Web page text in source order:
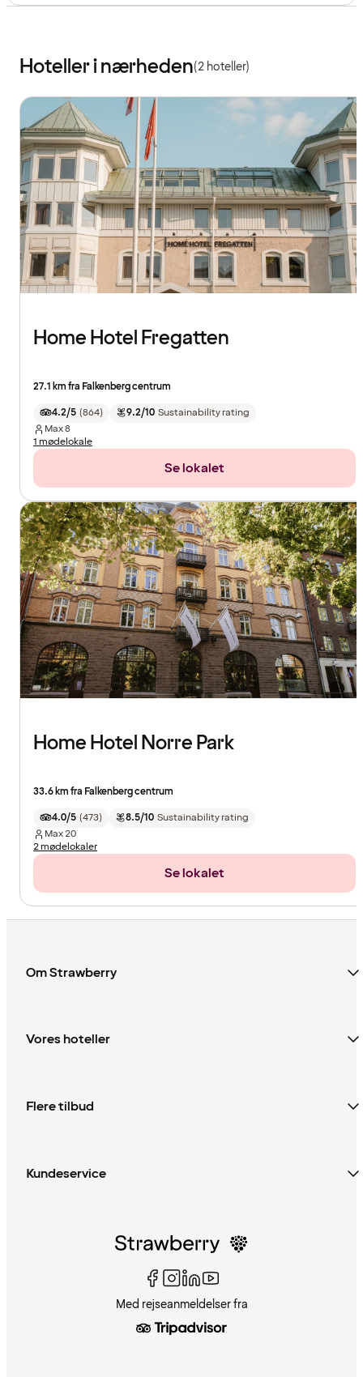
Hoteller i nærheden(2 hoteller)
Home Hotel Fregatten
27.1 km fra Falkenberg centrum
4.2/5 (864) 9.2/10 Sustainability rating
Max8
1 mødelokale
Se lokalet
Home Hotel Norre Park
33.6 km fra Falkenberg centrum
4.0/5 (473) 8.5/10 Sustainability rating
Max20
2 mødelokaler
Se lokalet
Om Strawberry
Vores hoteller
Flere tilbud
Kundeservice
Med rejseanmeldelser fra